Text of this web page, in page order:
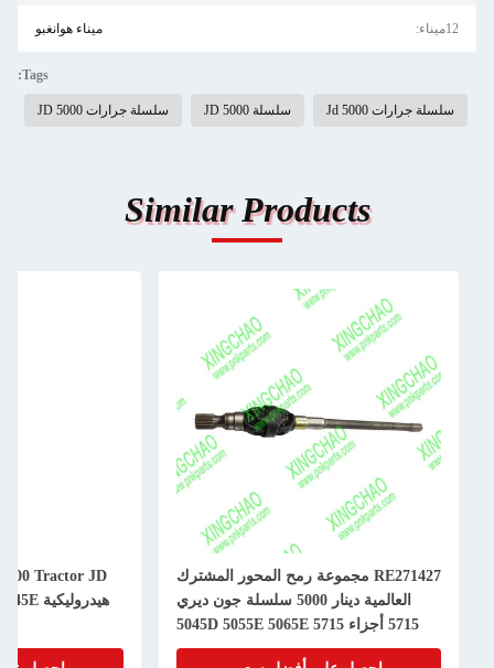
12ميناء: ميناء هوانغبو
Tags:
سلسلة جرارات Jd 5000 سلسلة JD 5000 سلسلة جرارات JD 5000
Similar Products
RE271427 مجموعة رمح المحور المشترك
العالمية دينار 5000 سلسلة جون ديري
5715 أجزاء 5045D 5055E 5065E 5715